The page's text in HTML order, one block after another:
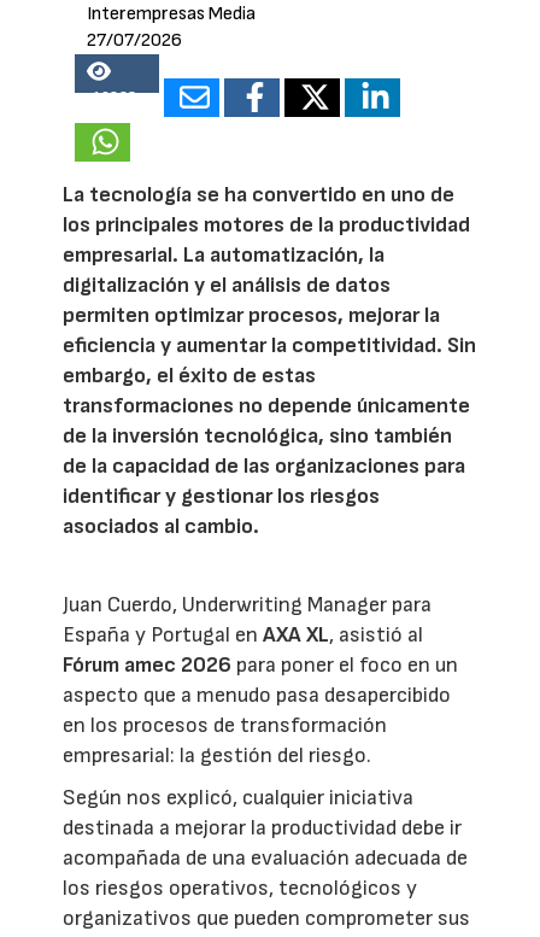
Interempresas Media
27/07/2026
16823
La tecnología se ha convertido en uno de
los principales motores de la productividad
empresarial. La automatización, la
digitalización y el análisis de datos
permiten optimizar procesos, mejorar la
eficiencia y aumentar la competitividad. Sin
embargo, el éxito de estas
transformaciones no depende únicamente
de la inversión tecnológica, sino también
de la capacidad de las organizaciones para
identificar y gestionar los riesgos
asociados al cambio.
Juan Cuerdo, Underwriting Manager para
España y Portugal enAXA XL, asistió al
Fórum amec 2026 para poner el foco en un
aspecto que a menudo pasa desapercibido
en los procesos de transformación
empresarial: la gestión del riesgo.
Según nos explicó, cualquier iniciativa
destinada a mejorar la productividad debe ir
acompañada de una evaluación adecuada de
los riesgos operativos, tecnológicos y
organizativos que pueden comprometer sus